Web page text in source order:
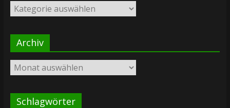
Kategorien
Archiv
Archiv
Schlagwörter